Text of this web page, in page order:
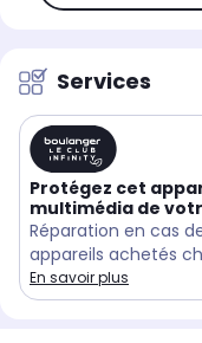
Services
Protégez cet
multimédia de
Réparation en cas
appareils achetés
En savoir plus